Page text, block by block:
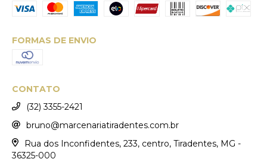
FORMAS DE ENVIO
CONTATO
(32) 3355-2421
bruno@marcenariatiradentes.com.br
Rua dos Inconfidentes, 233, centro, Tiradentes, MG -
36325-000